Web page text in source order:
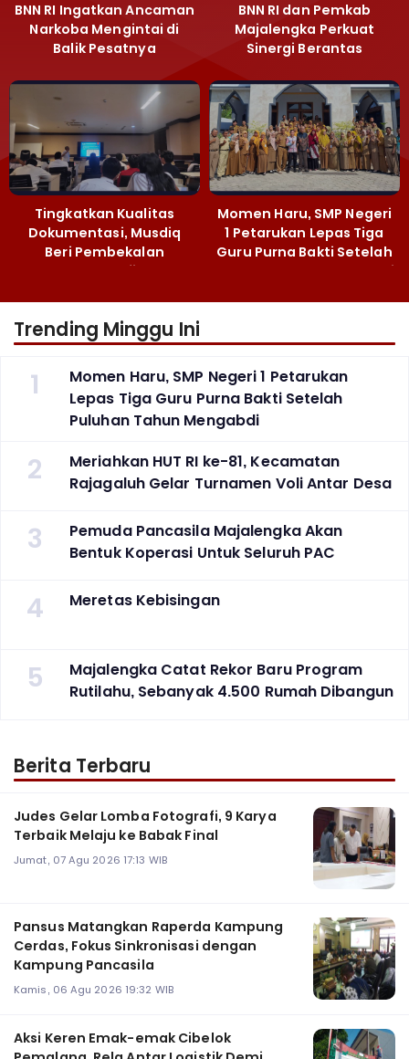
BNN RI Ingatkan Ancaman
Narkoba Mengintai di
Balik Pesatnya
Majalengka
BNN RI dan Pemkab
Majalengka Perkuat
Sinergi Berantas
Narkoba
Tingkatkan Kualitas
Dokumentasi, Musdiq
Beri Pembekalan
Fotografi ‎
Momen Haru, SMP Negeri
1 Petarukan Lepas Tiga
Guru Purna Bakti Setelah
Puluhan Tahun Mengabdi
Trending Minggu Ini
1
Momen Haru, SMP Negeri 1 Petarukan
Lepas Tiga Guru Purna Bakti Setelah
Puluhan Tahun Mengabdi
2
Meriahkan HUT RI ke-81, Kecamatan
Rajagaluh Gelar Turnamen Voli Antar Desa
3
Pemuda Pancasila Majalengka Akan
Bentuk Koperasi Untuk Seluruh PAC
4 Meretas Kebisingan
5
Majalengka Catat Rekor Baru Program
Rutilahu, Sebanyak 4.500 Rumah Dibangun
Berita Terbaru
Judes Gelar Lomba Fotografi, 9 Karya
Terbaik Melaju ke Babak Final
Jumat, 07 Agu 2026 17:13 WIB
Pansus Matangkan Raperda Kampung
Cerdas, Fokus Sinkronisasi dengan
Kampung Pancasila
Kamis, 06 Agu 2026 19:32 WIB
Aksi Keren Emak-emak Cibelok